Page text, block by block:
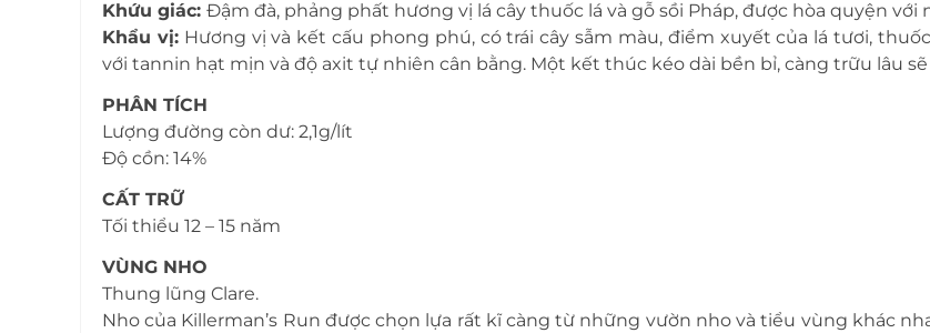
Khứu giác: Đậm đà, phảng phất hương vị lá cây thuốc lá và gỗ sồi Pháp, được hòa quyện với
Khẩu vị:Hương vị và kết cấu phong phú, có trái cây sẫm màu, điểm xuyết của lá tươi,
với tannin hạt mịn và độ axit tự nhiên cân bằng. Một kết thúc kéo dài bền bỉ, càng trữu lâu
PHÂN TÍCH
Lượng đường còn dư: 2,1g/lít
Độ cồn: 14%
CẤT TRỮ
Tối thiểu 12 – 15 năm
VÙNG NHO
Thung lũng Clare.
Nho của Killerman’s Run được chọn lựa rất kĩ càng từ những vườn nho và tiểu vùng khác